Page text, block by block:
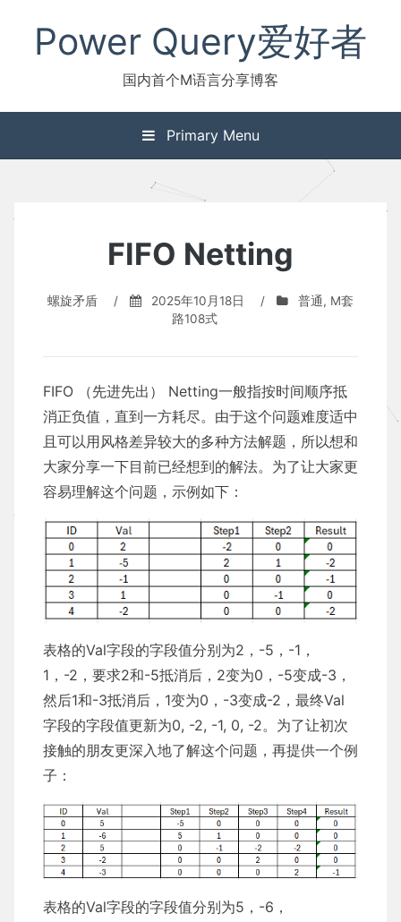
contentPower Query爱好者
国内首个M语言分享博客
Primary Menu
FIFO Netting
螺旋矛盾 / 2025年10月18日 / 普通, M套
路108式
FIFO （先进先出） Netting一般指按时间顺序抵
消正负值，直到一方耗尽。由于这个问题难度适中
且可以用风格差异较大的多种方法解题，所以想和
大家分享一下目前已经想到的解法。为了让大家更
容易理解这个问题，示例如下：
表格的Val字段的字段值分别为2，-5，-1，
1，-2，要求2和-5抵消后，2变为0，-5变成-3，
然后1和-3抵消后，1变为0，-3变成-2，最终Val
字段的字段值更新为0, -2, -1, 0, -2。为了让初次
接触的朋友更深入地了解这个问题，再提供一个例
子：
表格的Val字段的字段值分别为5，-6，